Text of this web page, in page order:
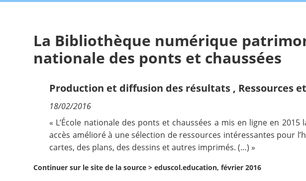
Accueil
Qui sommes nous ?
Nous suivre
La Bibliothèque numérique
nationale des ponts et chaussées
Production et diffusion des résultats , Ressources
18/02/2016
« L’École nationale des ponts et chaussées a mis en ligne en
accès amélioré à une sélection de ressources intéressantes pour
cartes, des plans, des dessins et autres imprimés. (…) »
Continuer sur le site de la source >eduscol.education, février 2016